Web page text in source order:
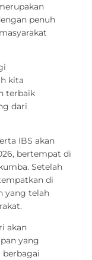
penuh
kita
terbaik
dari
IBS akan
bertempat di
Setelah
di
yang telah
akan
yang
berbagai